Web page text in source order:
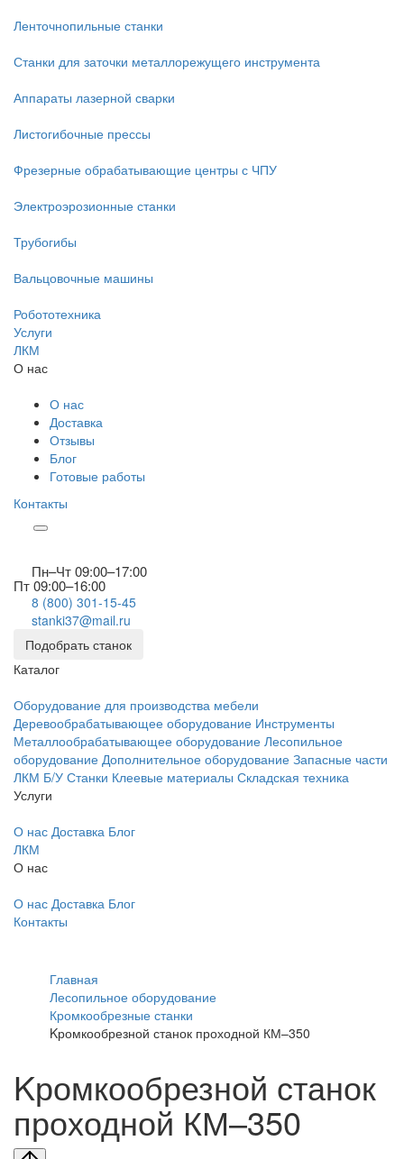
Ленточнопильные станки
Станки для заточки металлорежущего инструмента
Аппараты лазерной сварки
Листогибочные прессы
Фрезерные обрабатывающие центры с ЧПУ
Электроэрозионные станки
Трубогибы
Вальцовочные машины
Робототехника
Услуги
ЛКМ
О нас
О нас
Доставка
Отзывы
Блог
Готовые работы
Контакты
Пн–Чт 09:00–17:00
Пт 09:00–16:00
8 (800) 301-15-45
stanki37@mail.ru
Подобрать станок
Каталог
Оборудование для производства мебели
Деревообрабатывающее оборудование Инструменты
Металлообрабатывающее оборудование Лесопильное
оборудование Дополнительное оборудование Запасные части
ЛКМ Б/У Станки Клеевые материалы Складская техника
Услуги
О нас Доставка Блог
ЛКМ
О нас
О нас Доставка Блог
Контакты
Главная
Лесопильное оборудование
Кромкообрезные станки
Kромкообрезной станок проходной КМ–350
Kромкообрезной станок
проходной КМ–350